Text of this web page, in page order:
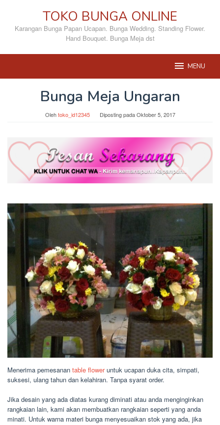
konten
TOKO BUNGA ONLINE
Karangan Bunga Papan Ucapan. Bunga Wedding. Standing Flower.
Hand Bouquet. Bunga Meja dst
MENU
Bunga Meja Ungaran
Olehtoko_id12345 Diposting padaOktober 5, 2017
Menerima pemesanan table floweruntuk ucapan duka cita, simpati,
suksesi, ulang tahun dan kelahiran. Tanpa syarat order.
Jika desain yang ada diatas kurang diminati atau anda menginginkan
rangkaian lain, kami akan membuatkan rangkaian seperti yang anda
minati. Untuk warna materi bunga menyesuaikan stok yang ada, jika